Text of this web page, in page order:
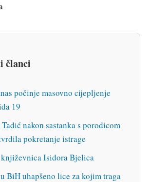
članci
počinje masovno cijepljenje
19
nakon sastanka s porodicom
pokretanje istrage
Isidora Bjelica
BiH uhapšeno lice za kojim traga